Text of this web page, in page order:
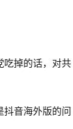
吃掉的话，对共
音海外版的问